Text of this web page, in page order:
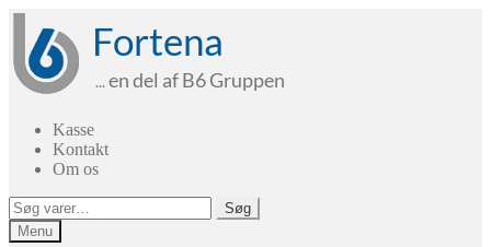
Spring
navigation
Spring
indhold
Kasse
Kontakt
Om os
Søg
efter:
Søg
Menu